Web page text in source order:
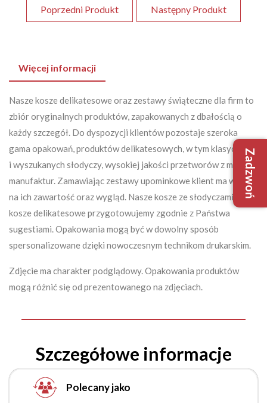
Poprzedni Produkt Następny Produkt
Więcej informacji
Nasze kosze delikatesowe oraz zestawy świąteczne dla firm to
zbiór oryginalnych produktów, zapakowanych z dbałością o
każdy szczegół. Do dyspozycji klientów pozostaje szeroka
gama opakowań, produktów delikatesowych, w tym klasycznych
i wyszukanych słodyczy, wysokiej jakości przetworów z małych
manufaktur. Zamawiając zestawy upominkowe klient ma wpływ
na ich zawartość oraz wygląd. Nasze kosze ze słodyczami oraz
kosze delikatesowe przygotowujemy zgodnie z Państwa
sugestiami. Opakowania mogą być w dowolny sposób
spersonalizowane dzięki nowoczesnym technikom drukarskim.
Zdjęcie ma charakter podglądowy. Opakowania produktów
mogą różnić się od prezentowanego na zdjęciach.
Szczegółowe informacje
Polecany jako
Zadzwoń
+48
+48